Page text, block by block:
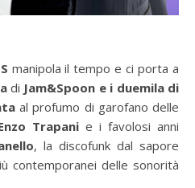
manipola il tempo e ci porta a
di Jam&Spoon e i duemila di
al profumo di garofano delle
Trapani e i favolosi anni
, la discofunk dal sapore
contemporanei delle sonorità